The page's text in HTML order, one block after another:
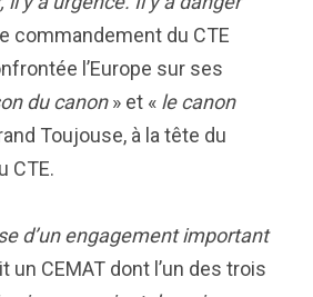
commandement du CTE
l’Europe sur ses
du canon» et « le canon
Toujouse, à la tête du
CTE.
d’un engagement important
un CEMAT dont l’un des trois